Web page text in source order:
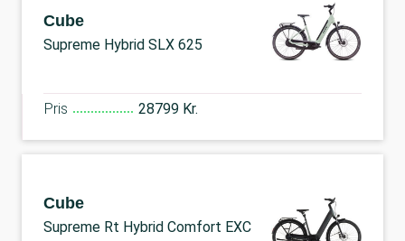
Cube
Supreme Hybrid SLX 625
Pris 28799 Kr.
Cube
Supreme Rt Hybrid Comfort EXC